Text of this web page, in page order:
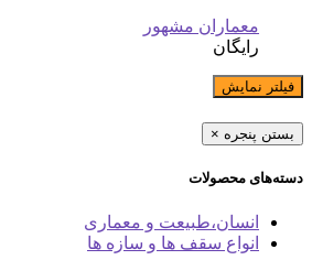
معماران مشهور
رایگان
فیلتر نمایش
بستن پنجره ×
دسته‌های محصولات
انسان،طبیعت و معماری
انواع سقف ها و سازه ها